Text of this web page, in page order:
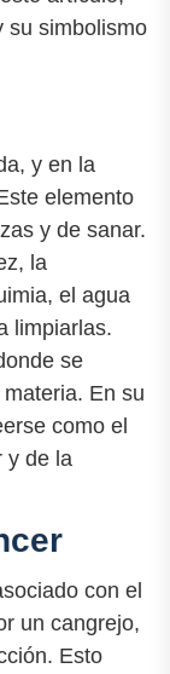
su simbolismo
y en la
elemento
y de sanar.
la
el agua
limpiarlas.
se
En su
como el
y de la
con el
un cangrejo,
Esto